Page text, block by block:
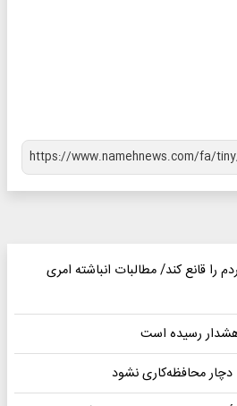
را قانع کند/ مطالبات انباشته امری
رسیده است
محافظه‌کاری نشود